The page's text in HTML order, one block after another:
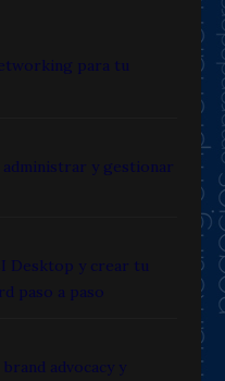
para tu
y gestionar
Desktop y crear tu
paso a paso
advocacy y